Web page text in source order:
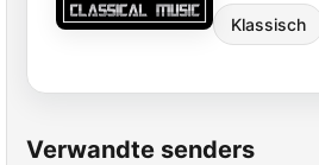
Klassisch
Verwandte senders